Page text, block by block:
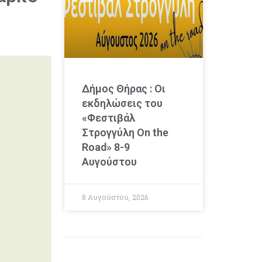
Δήμος Θήρας : Οι
εκδηλώσεις του
«Φεστιβάλ
Στρογγύλη On the
Road» 8-9
Αυγούστου
8 Αυγούστου, 2026